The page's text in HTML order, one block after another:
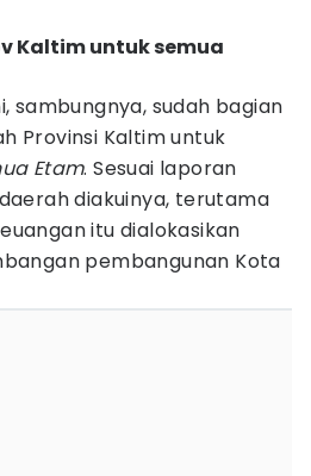
Kaltim untuk semua
sambungnya, sudah bagian
Provinsi Kaltim untuk
Etam. Sesuai laporan
diakuinya, terutama
itu dialokasikan
pembangunan Kota